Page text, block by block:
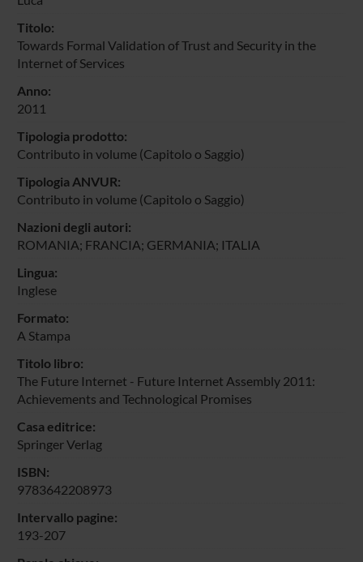
Titolo:
Towards Formal Validation of Trust and Security in the
Internet of Services
Anno:
2011
Tipologia prodotto:
Contributo in volume (Capitolo o Saggio)
Tipologia ANVUR:
Contributo in volume (Capitolo o Saggio)
Nazioni degli autori:
ROMANIA; FRANCIA; GERMANIA; ITALIA
Lingua:
Inglese
Formato:
A Stampa
Titolo libro:
The Future Internet - Future Internet Assembly 2011:
Achievements and Technological Promises
Casa editrice:
Springer Verlag
ISBN:
9783642208973
Intervallo pagine:
193-207